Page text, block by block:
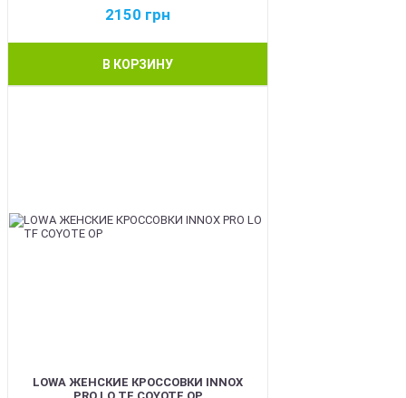
2150 грн
В КОРЗИНУ
LOWA ЖЕНСКИЕ КРОССОВКИ INNOX